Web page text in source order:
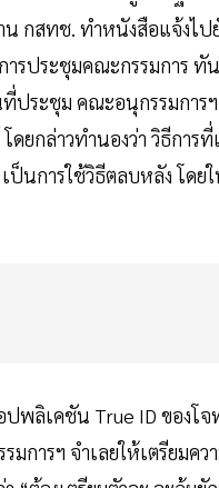
น กสทช. ทําหนังสือแจ้งไ
รประชุมคณะกรรมการ
นที่ประชุม คณะอนุกรรมก
ยกล่าวทํานองว่า วิธีการ
นการใช้วิธีตลบหลัง โด
พลิเคชัน True ID ของโ
ารฯ จําเลยให้เตรียมคว